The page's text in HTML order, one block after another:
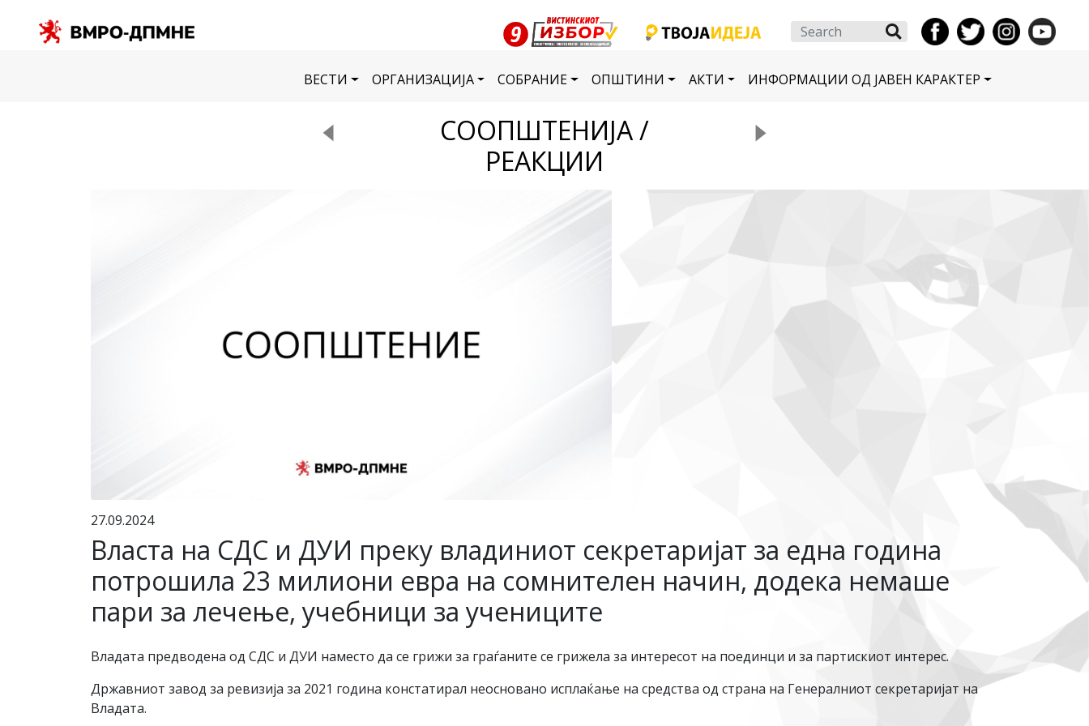
Search
ВЕСТИ ОРГАНИЗАЦИЈА СОБРАНИЕ ОПШТИНИ АКТИ ИНФОРМАЦИИ ОД ЈАВЕН КАРАКТЕР
СООПШТЕНИЈА /
РЕАКЦИИ
27.09.2024
Власта на СДС и ДУИ преку владиниот секретаријат за една година
потрошила 23 милиони евра на сомнителен начин, додека немаше
пари за лечење, учебници за учениците
Владата предводена од СДС и ДУИ наместо да се грижи за граѓаните се грижела за интересот на поединци и за партискиот интерес.
Државниот завод за ревизија за 2021 година констатирал неосновано исплаќање на средства од страна на Генералниот секретаријат на
Владата.